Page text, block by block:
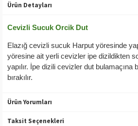
Ürün Detayları
Cevizli Sucuk Orcik Dut
Elazığ cevizli sucuk Harput yöresinde
yöresine ait yerli cevizler ipe dizildikten
yapılır. İpe dizili cevizler dut bulamaçına
bırakılır.
Ürün Yorumları
Taksit Seçenekleri